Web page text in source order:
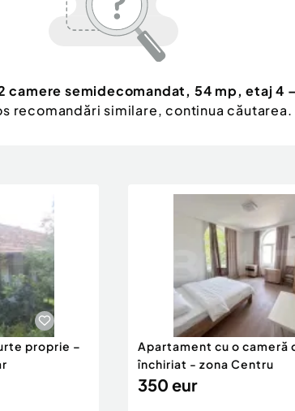
camere semidecomandat, 54 mp, etaj 4
recomandări similare, continua căutarea.
proprie –
Apartament cu o cameră
închiriat - zona Centru
350 eur